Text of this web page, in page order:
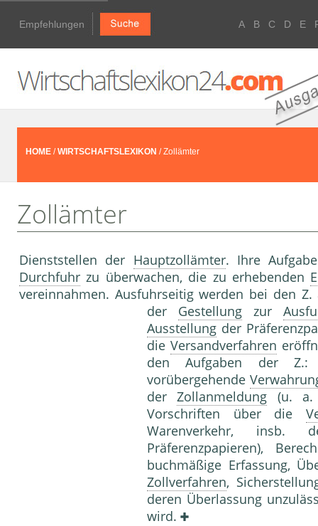
Empfehlungen A B C D E
HOME /WIRTSCHAFTSLEXIKON / Zollämter
Zollämter
Dienststellen der Hauptzollämter. Ihre
Durchfuhr zu überwachen, die zu erhebenden
vereinnahmen. Ausfuhrseitig werden bei den
der Gestellungzur
Ausstellung der
dieVersandverfahren
den Aufgaben der Z.:
vorübergehende
derZollanmeldung (u.
Vorschriften über die
Warenverkehr,
Präferenzpapieren),
buchmäßige Erfassung,
Zollverfahren,
deren Überlassung
wird.